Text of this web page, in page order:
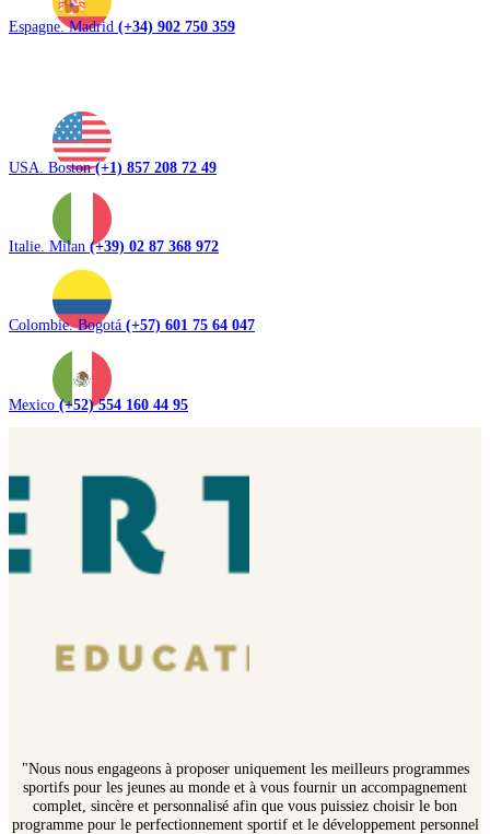
Espagne. Madrid (+34) 902 750 359
USA. Boston(+1) 857 208 72 49
Italie. Milan (+39) 02 87 368 972
Colombie. Bogotá (+57) 601 75 64 047
Mexico (+52) 554 160 44 95
"Nous nous engageons à proposer uniquement les meilleurs programmes
sportifs pour les jeunes au monde et à vous fournir un accompagnement
complet, sincère et personnalisé afin que vous puissiez choisir le bon
programme pour le perfectionnement sportif et le développement personnel